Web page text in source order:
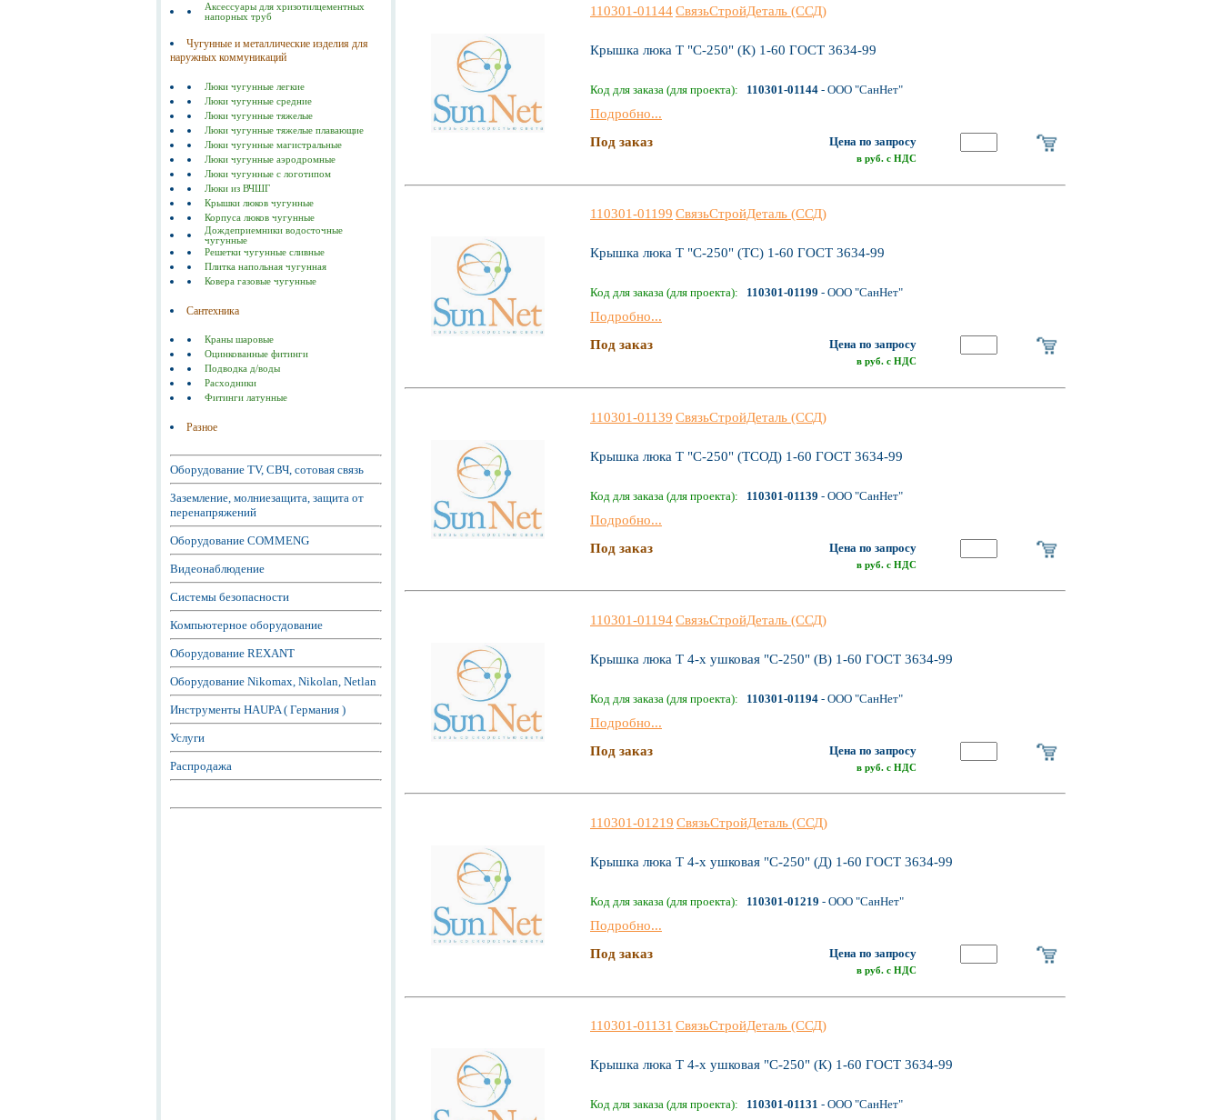
Аксессуары для хризотилцементных
напорных труб
Чугунные и металлические изделия для
наружных коммуникаций
Люки чугунные легкие
Люки чугунные средние
Люки чугунные тяжелые
Люки чугунные тяжелые плавающие
Люки чугунные магистральные
Люки чугунные аэродромные
Люки чугунные с логотипом
Люки из ВЧШГ
Крышки люков чугунные
Корпуса люков чугунные
Дождеприемники водосточные
чугунные
Решетки чугунные сливные
Плитка напольная чугунная
Ковера газовые чугунные
Сантехника
Краны шаровые
Оцинкованные фитинги
Подводка д/воды
Расходники
Фитинги латунные
Разное
Оборудование TV, СВЧ, сотовая связь
Заземление, молниезащита, защита от
перенапряжений
Оборудование COMMENG
Видеонаблюдение
Системы безопасности
Компьютерное оборудование
Оборудование REXANT
Оборудование Nikomax, Nikolan, Netlan
Инструменты HAUPA ( Германия )
Услуги
Распродажа
110301-01144СвязьСтройДеталь (ССД)
Крышка люка Т "С-250" (К) 1-60 ГОСТ 3634-99
Код для заказа (для проекта): 110301-01144 - ООО "СанНет"
Подробно...
Под заказ
Цена по запросу
в руб. с НДС
110301-01199 СвязьСтройДеталь (ССД)
Крышка люка Т "С-250" (ТС) 1-60 ГОСТ 3634-99
Код для заказа (для проекта): 110301-01199 - ООО "СанНет"
Подробно...
Под заказ
Цена по запросу
в руб. с НДС
110301-01139 СвязьСтройДеталь (ССД)
Крышка люка Т "С-250" (ТСОД) 1-60 ГОСТ 3634-99
Код для заказа (для проекта): 110301-01139 - ООО "СанНет"
Подробно...
Под заказ
Цена по запросу
в руб. с НДС
110301-01194СвязьСтройДеталь (ССД)
Крышка люка Т 4-х ушковая "С-250" (В) 1-60 ГОСТ 3634-99
Код для заказа (для проекта): 110301-01194 - ООО "СанНет"
Подробно...
Под заказ
Цена по запросу
в руб. с НДС
110301-01219 СвязьСтройДеталь (ССД)
Крышка люка Т 4-х ушковая "С-250" (Д) 1-60 ГОСТ 3634-99
Код для заказа (для проекта): 110301-01219 - ООО "СанНет"
Подробно...
Под заказ
Цена по запросу
в руб. с НДС
110301-01131 СвязьСтройДеталь (ССД)
Крышка люка Т 4-х ушковая "С-250" (К) 1-60 ГОСТ 3634-99
Код для заказа (для проекта): 110301-01131 - ООО "СанНет"